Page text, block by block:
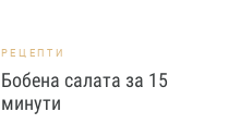
РЕЦЕПТИ
Бобена салата за 15
минути